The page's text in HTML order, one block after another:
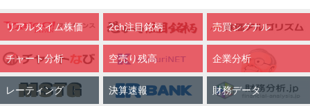
リアルタイム株価 2ch注目銘柄 売買シグナル
チャート分析 空売り残高 企業分析
レーティング 決算速報 財務データ